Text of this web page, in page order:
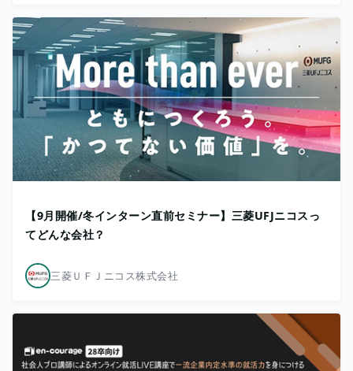
【9月開催/冬インターン直前セミナー】三菱UFJニコスっ
てどんな会社？
三菱ＵＦＪニコス株式会社